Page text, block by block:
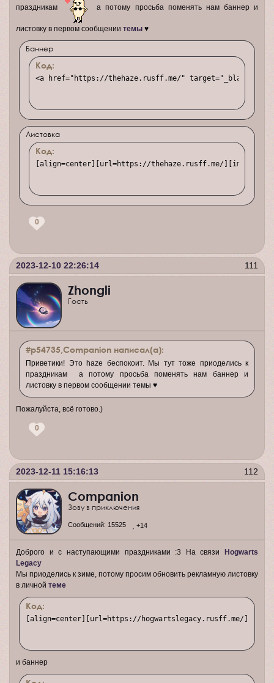
праздникам а потому просьба поменять нам баннер и
листовку в первом сообщении темы ♥
Баннер
Код:
<a href="https://thehaze.rusff.me/"
Листовка
Код:
[align=center][url=https://thehaze.rusff.me/
0
111
2023-12-10 22:26:14
Zhongli
Гость
#p54735,Companion написал(а):
Приветики! Это haze беспокоит. Мы тут тоже приоделись к
праздникам а потому просьба поменять нам баннер и
листовку в первом сообщении темы ♥
Пожалуйста, всё готово.)
0
112
2023-12-11 15:16:13
Companion
Зову в приключения
Сообщений: 15525 +14
Доброго и с наступающими праздниками :3 На связи
Hogwarts
Legacy
Мы приоделись к зиме, потому просим обновить рекламную листовку
в личной теме
Код:
[align=center][url=https://hogwartslegacy.rusff.me/
и баннер